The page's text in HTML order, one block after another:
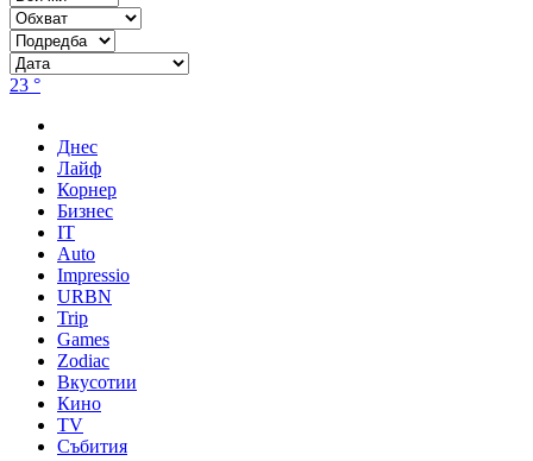
23 °
Днес
Лайф
Корнер
Бизнес
IT
Auto
Impressio
URBN
Trip
Games
Zodiac
Вкусотии
Кино
TV
Събития